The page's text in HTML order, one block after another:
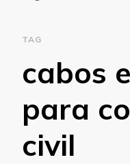
TAG
cabos
para
civil